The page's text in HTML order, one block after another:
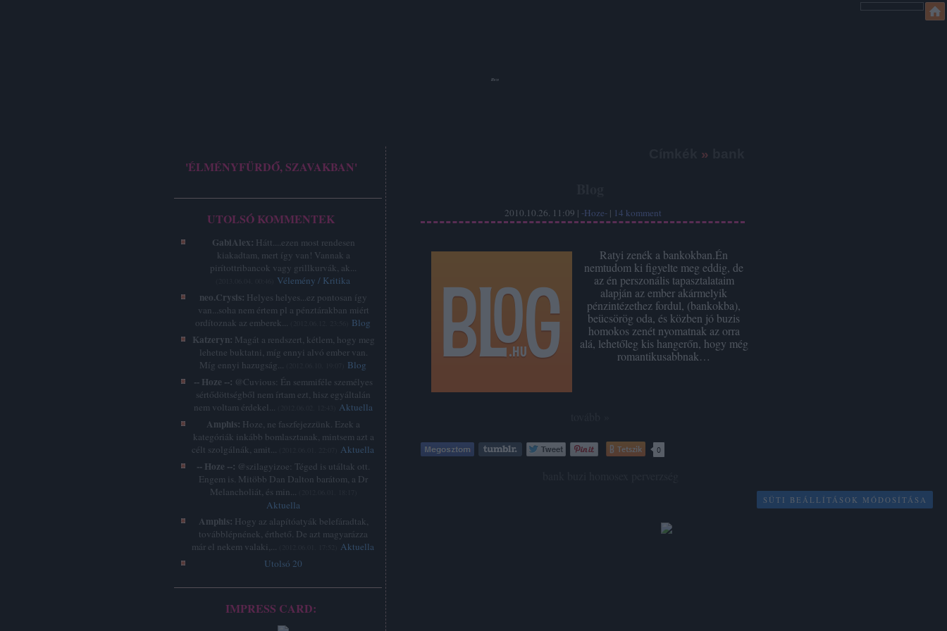
Hoze
'ÉLMÉNYFÜRDŐ, SZAVAKBAN'
UTOLSÓ KOMMENTEK
GabiAlex: Hátt....ezen most rendesen
kiakadtam, mert így van! Vannak a
pirítottribancok vagy grillkurvák, ak...
Vélemény / Kritika
neo.Crysis: Helyes helyes...ez pontosan így
van...soha nem értem pl a pénztárakban miért
ordítoznak az emberek...
Blog
Katzeryn: Magát a rendszert, kétlem, hogy meg
lehetne buktatni, míg ennyi alvó ember van.
Míg ennyi hazugság...
Blog
-- Hoze --: @Cuvious: Én semmiféle személyes
sértődöttségből nem írtam ezt, hisz egyáltalán
nem voltam érdekel...
Aktuella
Amphis: Hoze, ne faszfejezzünk. Ezek a
kategóriák inkább bomlasztanak, mintsem azt a
célt szolgálnák, amit...
Aktuella
-- Hoze --: @szilagyizoe: Téged is utáltak ott.
Engem is. Mitöbb Dan Dalton barátom, a Dr
Melancholiát, és min...
Aktuella
Amphis: Hogy az alapítóatyák belefáradtak,
továbblépnének, érthető. De azt magyarázza
már el nekem valaki,...
Aktuella
Utolsó 20
IMPRESS CARD:
»
2010.10.26. 11:09 | -Hoze- | 14 komment
Ratyi zenék a bankokban.Én
nemtudom ki figyelte meg eddig, de
az én perszonális tapasztalataim
alapján az ember akármelyik
pénzintézethez fordul, (bankokba),
beücsörög oda, és közben jó buzis
homokos zenét nyomatnak az orra
alá, lehetőleg kis hangerőn, hogy még
romantikusabbnak…
Tetszik 0
SÜTI BEÁLLÍTÁSOK MÓDOSÍTÁSA